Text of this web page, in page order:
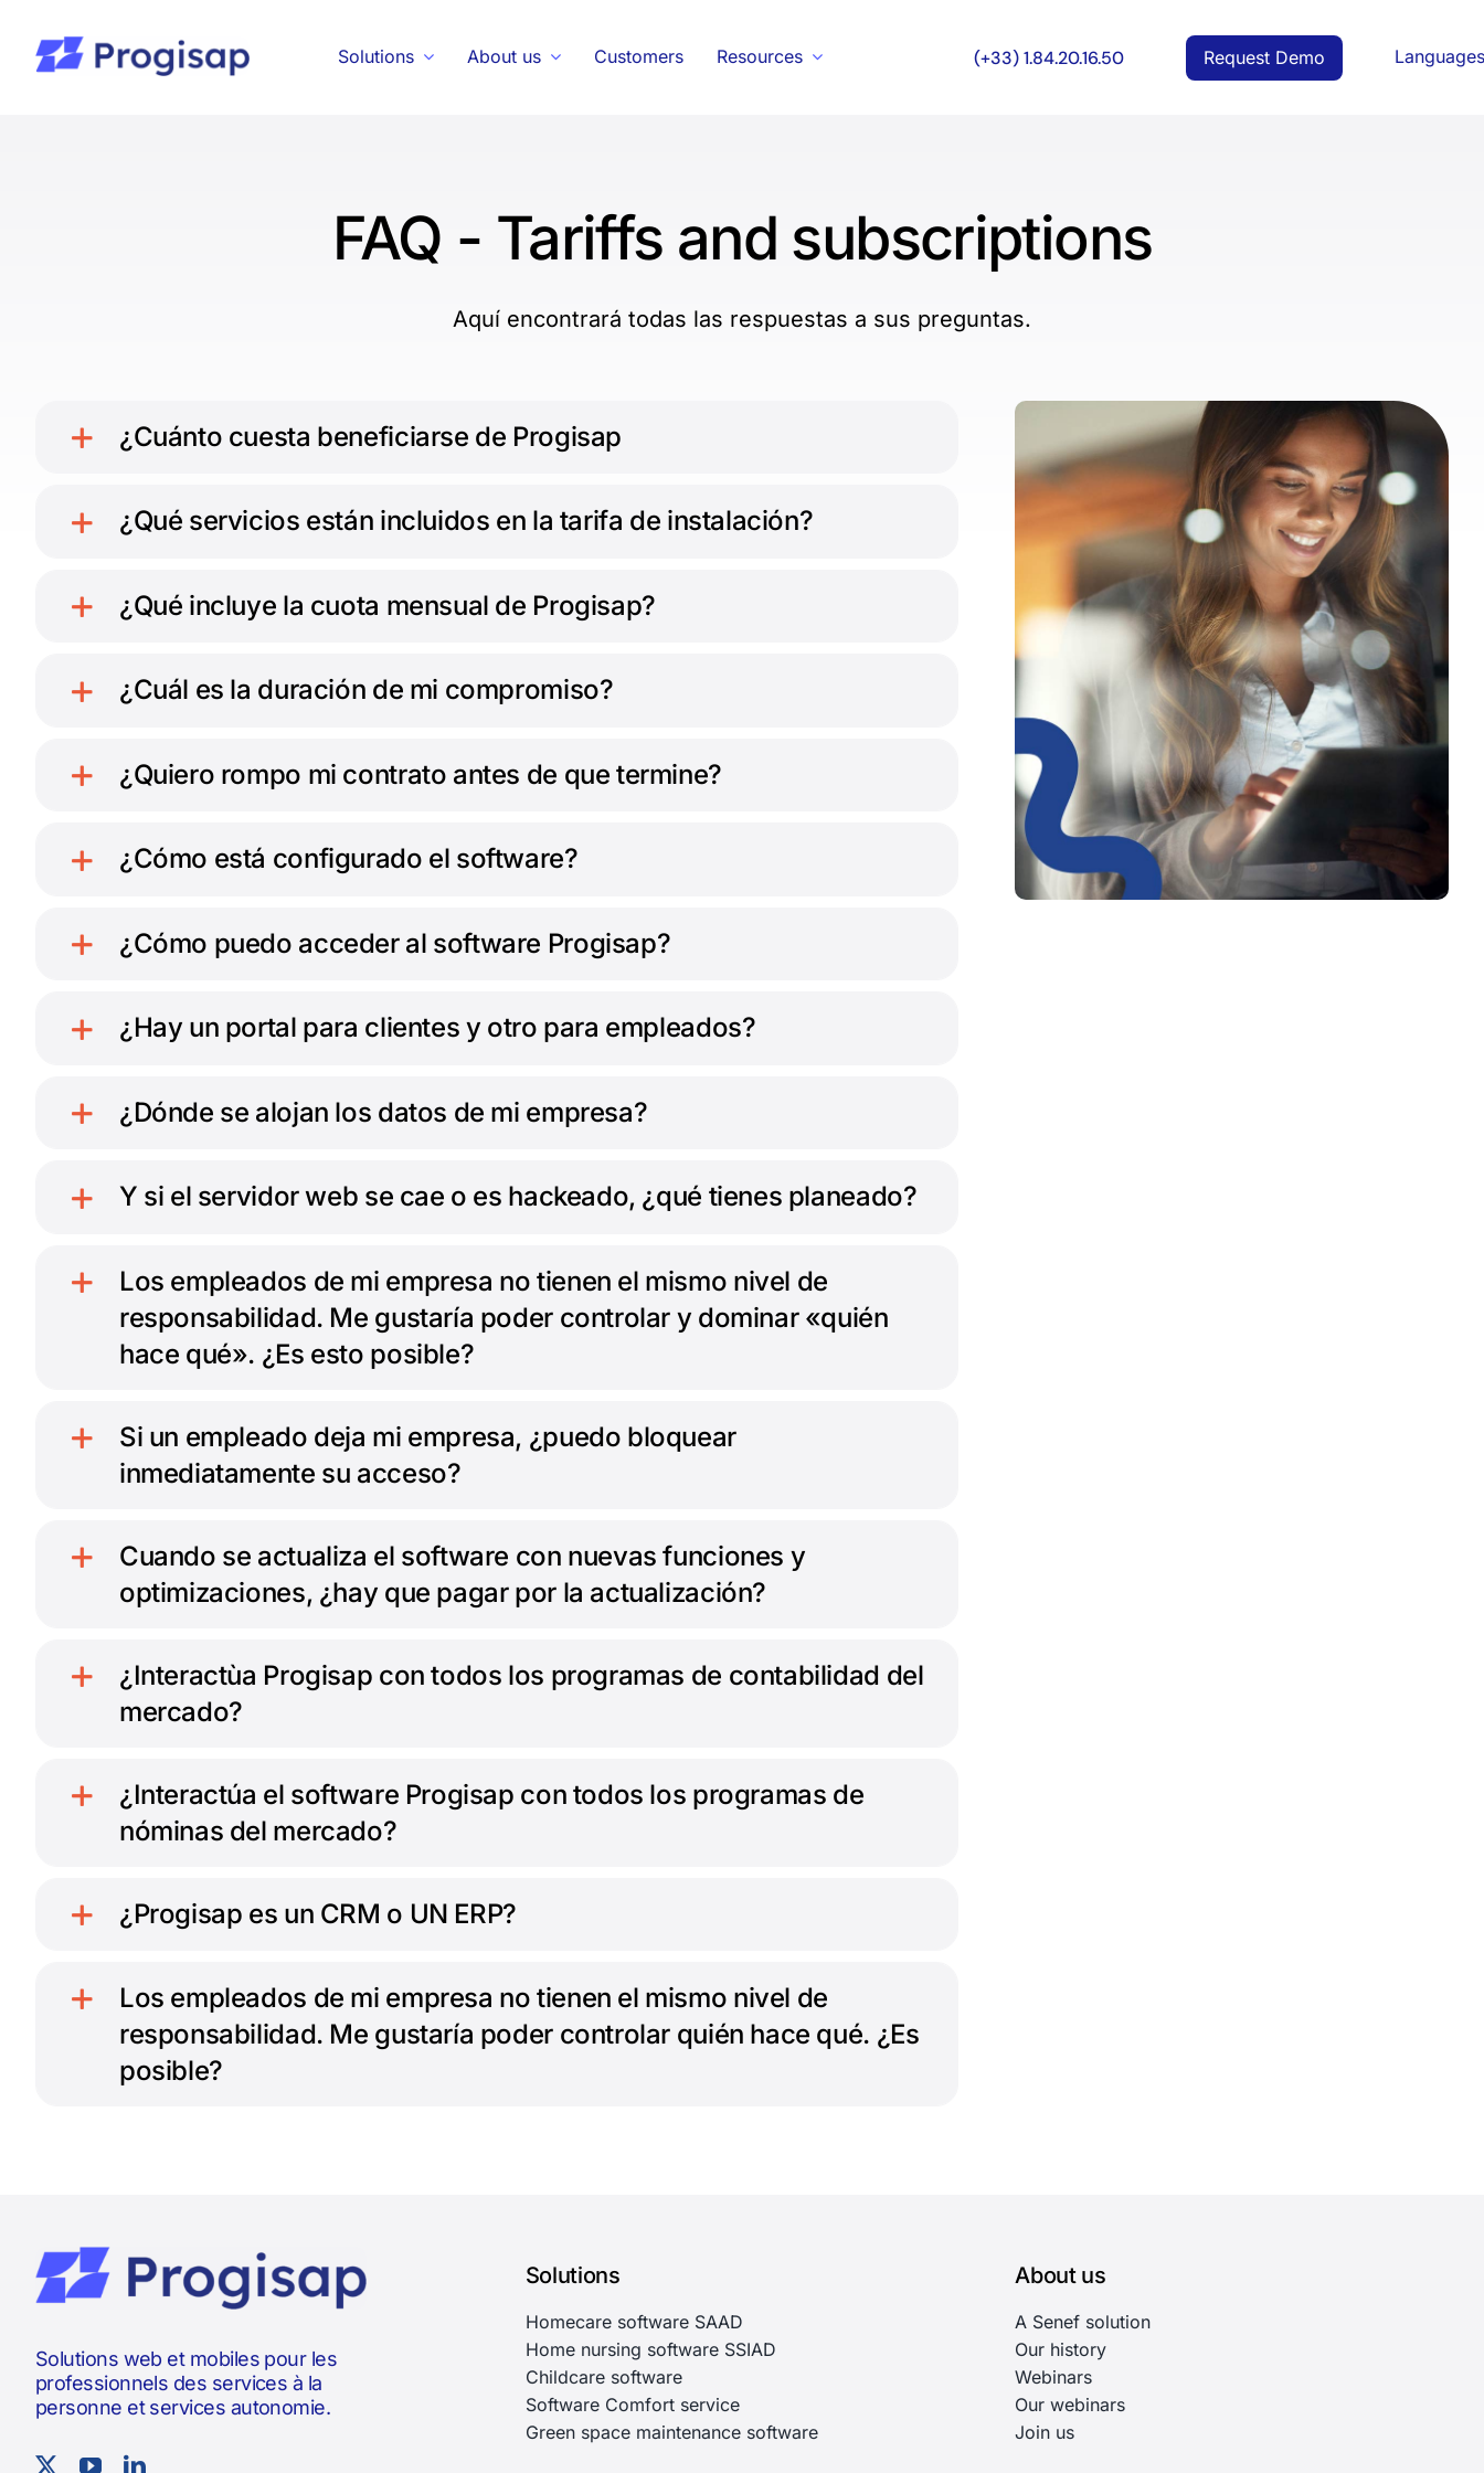
content
Solutions About us Customers Resources (+33) 1.84.20.16.50 Request Demo
FAQ - Tariffs and subscriptions
Aquí encontrará todas las respuestas a sus preguntas.
¿Cuánto cuesta beneficiarse de Progisap
¿Qué servicios están incluidos en la tarifa de instalación?
¿Qué incluye la cuota mensual de Progisap?
¿Cuál es la duración de mi compromiso?
¿Quiero rompo mi contrato antes de que termine?
¿Cómo está configurado el software?
¿Cómo puedo acceder al software Progisap?
¿Hay un portal para clientes y otro para empleados?
¿Dónde se alojan los datos de mi empresa?
Y si el servidor web se cae o es hackeado, ¿qué tienes planeado?
Los empleados de mi empresa no tienen el mismo nivel de
responsabilidad. Me gustaría poder controlar y dominar «quién
hace qué». ¿Es esto posible?
Si un empleado deja mi empresa, ¿puedo bloquear
inmediatamente su acceso?
Cuando se actualiza el software con nuevas funciones y
optimizaciones, ¿hay que pagar por la actualización?
¿Interactùa Progisap con todos los programas de contabilidad del
mercado?
¿Interactúa el software Progisap con todos los programas de
nóminas del mercado?
¿Progisap es un CRM o UN ERP?
Los empleados de mi empresa no tienen el mismo nivel de
responsabilidad. Me gustaría poder controlar quién hace qué. ¿Es
posible?
Solutions web et mobiles pour les
professionnels des services à la
personne et services autonomie.
Solutions
Homecare software SAAD
Home nursing software SSIAD
Childcare software
Software Comfort service
Green space maintenance software
About us
A Senef solution
Our history
Webinars
Our webinars
Join us